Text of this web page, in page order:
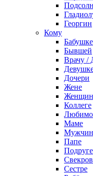
Георгин
Кому
Бабушке
Бывшей
Врачу /
Дочери
Жене
Коллеге
Маме
Папе
Подруге
Сестре